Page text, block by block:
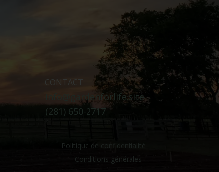
CONTACT
info@gardenforlife.site
(281) 650-2717
Politique de confidentialité
Conditions générales